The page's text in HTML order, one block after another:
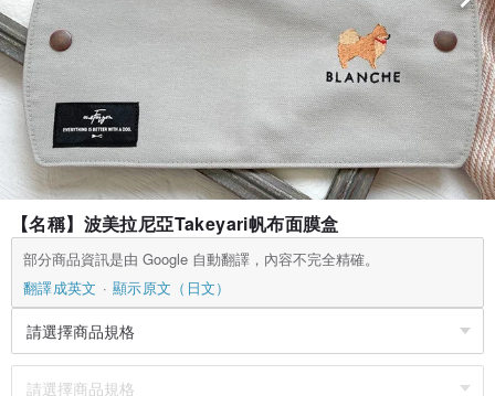
【名稱】波美拉尼亞Takeyari帆布面膜盒
部分商品資訊是由 Google 自動翻譯，內容不完全精確。
翻譯成英文
顯示原文（日文）